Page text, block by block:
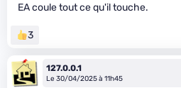
EA coule tout ce qu'il touche.
3
127.0.0.1
Le 30/04/2025 à 11h45